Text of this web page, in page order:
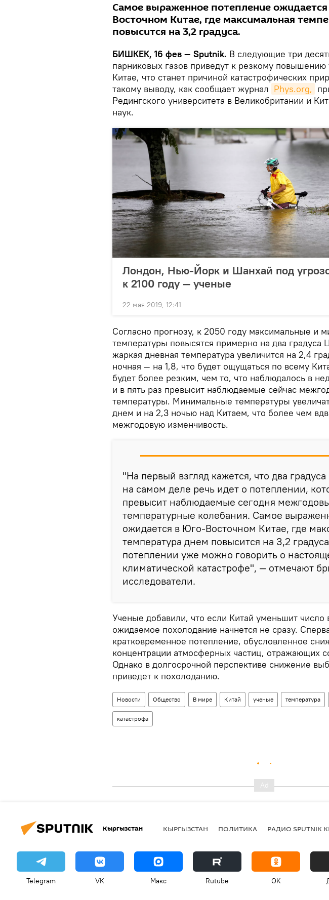
Самое выраженное потепление
Восточном Китае, где максимальная
повысится на 3,2 градуса.
БИШКЕК, 16 фев — Sputnik. В следующие три
парниковых газов приведут к резкому
Китае, что станет причиной катастрофических
такому выводу, как сообщает журнал Phys.org,
Редингского университета в Великобритании и
наук.
Лондон, Нью-Йорк и Шанхай под
к 2100 году — ученые
22 мая 2019, 12:41
Согласно прогнозу, к 2050 году максимальные и
температуры повысятся примерно на два градуса
жаркая дневная температура увеличится на 2,4
ночная — на 1,8, что будет ощущаться по всему
будет более резким, чем то, что наблюдалось в
и в пять раз превысит наблюдаемые сейчас
температуры. Минимальные температуры
днем и на 2,3 ночью над Китаем, что более чем
межгодовую изменчивость.
"На первый взгляд кажется, что два
на самом деле речь идет о потеплении,
превысит наблюдаемые сегодня
температурные колебания. Самое
ожидается в Юго-Восточном Китае, где
температура днем повысится на 3,2
потеплении уже можно говорить о
климатической катастрофе", — отмечают
исследователи.
Ученые добавили, что если Китай уменьшит число
ожидаемое похолодание начнется не сразу.
кратковременное потепление, обусловленное
концентрации атмосферных частиц, отражающих
Однако в долгосрочной перспективе снижение
приведет к похолоданию.
Новости Общество В мире Китай ученые температура
катастрофа
Кыргызстан КЫРГЫЗСТАН ПОЛИТИКА РАДИО SPUTNIK
Telegram VK Макс Rutube OK